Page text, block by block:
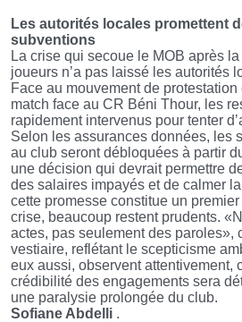
Les autorités locales promettent
subventions
La crise qui secoue le MOB après
joueurs n’a pas laissé les autorités
Face au mouvement de
match face au CR Béni Thour, les
rapidement intervenus pour tenter
Selon les assurances données, les
au club seront débloquées à partir
une décision qui devrait permettre
des salaires impayés et de calmer
cette promesse constitue un
crise, beaucoup restent prudents.
actes, pas seulement des paroles»,
vestiaire, reflétant le scepticisme
eux aussi, observent attentivement,
crédibilité des engagements sera
une paralysie prolongée du club.
Sofiane Abdelli .